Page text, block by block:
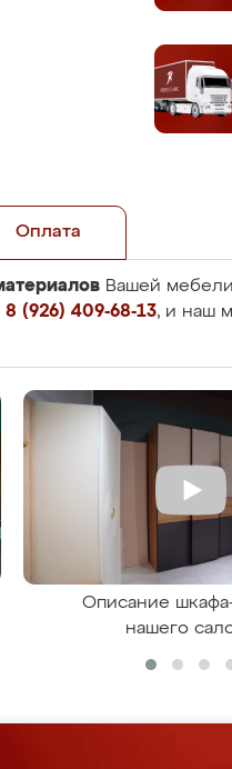
Оплата
Вашей
8 (926) 409-68-13, и наш
Описание
нашего